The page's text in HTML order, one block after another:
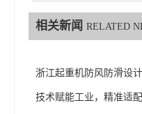
相关新闻 RELATED
浙江起重机防风防滑设
技术赋能工业，精准适